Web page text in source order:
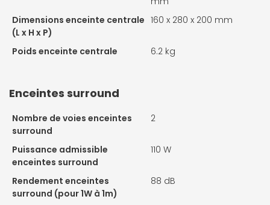
Dimensions enceinte centrale
(L x H x P)
160 x 280 x 200 mm
Poids enceinte centrale 6.2 kg
Enceintes surround
Nombre de voies enceintes
surround
2
Puissance admissible
enceintes surround
110 W
Rendement enceintes
surround (pour 1W à 1m)
88 dB